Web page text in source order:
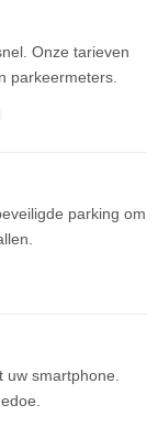
Onze tarieven
parkeermeters.
parking om
uw smartphone.